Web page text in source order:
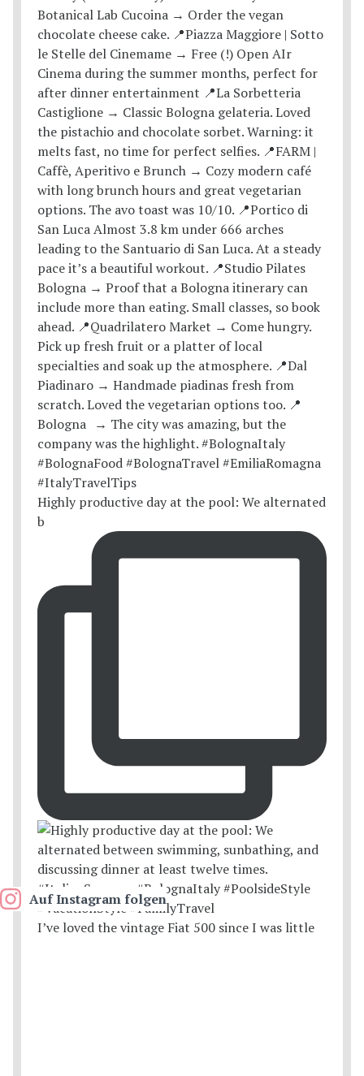
Highly productive day at the pool: We alternated
b
I’ve loved the vintage Fiat 500 since I was little
Auf Instagram folgen